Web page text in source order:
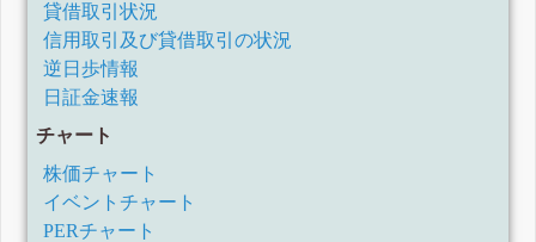
貸借取引状況
信用取引及び貸借取引の状況
逆日歩情報
日証金速報
チャート
株価チャート
イベントチャート
PERチャート